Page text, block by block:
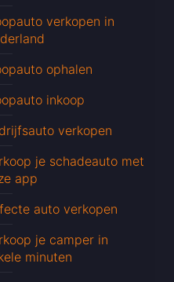
verkopen in
ophalen
inkoop
verkopen
je schadeauto met
app
auto verkopen
je camper in
minuten